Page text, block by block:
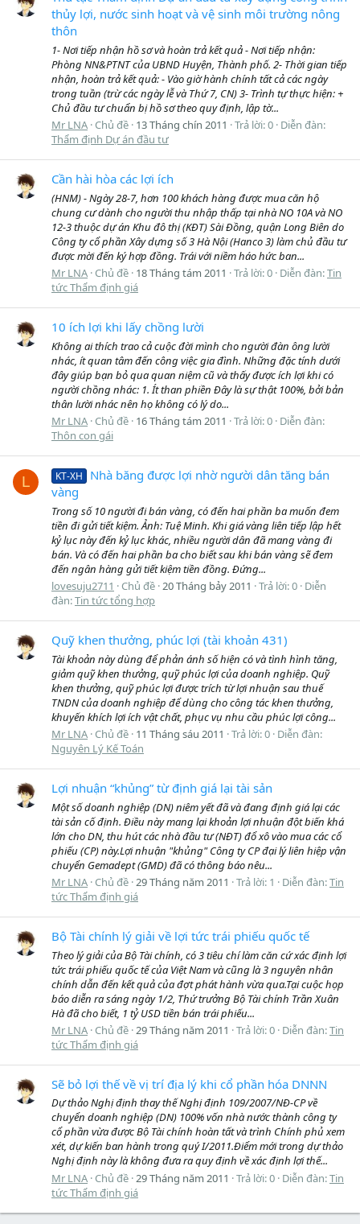
thủy lợi, nước sinh hoạt và vệ sinh môi trường nông
thôn
1- Nơi tiếp nhận hồ sơ và hoàn trả kết quả - Nơi tiếp nhận:
Phòng NN&PTNT của UBND Huyện, Thành phố. 2- Thời gian tiếp
nhận, hoàn trả kết quả: - Vào giờ hành chính tất cả các ngày
trong tuần (trừ các ngày lễ và Thứ 7, CN) 3- Trình tự thực hiện: +
Chủ đầu tư chuẩn bị hồ sơ theo quy định, lập tờ...
Mr LNA Chủ đề 13 Tháng chín 2011 Trả lời: 0 Diễn đàn:
Thẩm định Dự án đầu tư
Cần hài hòa các lợi ích
(HNM) - Ngày 28-7, hơn 100 khách hàng được mua căn hộ
chung cư dành cho người thu nhập thấp tại nhà NO 10A và NO
12-3 thuộc dự án Khu đô thị (KĐT) Sài Đồng, quận Long Biên do
Công ty cổ phần Xây dựng số 3 Hà Nội (Hanco 3) làm chủ đầu tư
được mời đến ký hợp đồng. Trái với niềm háo hức ban...
Mr LNA Chủ đề 18 Tháng tám 2011 Trả lời: 0 Diễn đàn:Tin
tức Thẩm định giá
10 ích lợi khi lấy chồng lười
Không ai thích trao cả cuộc đời mình cho người đàn ông lười
nhác, ít quan tâm đến công việc gia đình. Những đặc tính dưới
đây giúp bạn bỏ qua quan niệm cũ và thấy được ích lợi khi có
người chồng nhác: 1. Ít than phiền Đây là sự thật 100%, bởi bản
thân lười nhác nên họ không có lý do...
Mr LNA Chủ đề 16 Tháng tám 2011 Trả lời: 0 Diễn đàn:
Thôn con gái
L KT-XH
Nhà băng được lợi nhờ người dân tăng bán
vàng
Trong số 10 người đi bán vàng, có đến hai phần ba muốn đem
tiền đi gửi tiết kiệm. Ảnh: Tuệ Minh. Khi giá vàng liên tiếp lập hết
kỷ lục này đến kỷ lục khác, nhiều người dân đã mang vàng đi
bán. Và có đến hai phần ba cho biết sau khi bán vàng sẽ đem
đến ngân hàng gửi tiết kiệm tiền đồng. Đứng...
lovesuju2711
Chủ đề 20 Tháng bảy 2011 Trả lời: 0 Diễn
đàn:Tin tức tổng hợp
Quỹ khen thưởng, phúc lợi (tài khoản 431)
Tài khoản này dùng để phản ánh số hiện có và tình hình tăng,
giảm quỹ khen thưởng, quỹ phúc lợi của doanh nghiệp. Quỹ
khen thưởng, quỹ phúc lợi được trích từ lợi nhuận sau thuế
TNDN của doanh nghiệp để dùng cho công tác khen thưởng,
khuyến khích lợi ích vật chất, phục vụ nhu cầu phúc lợi công...
Mr LNA Chủ đề 11 Tháng sáu 2011 Trả lời: 0 Diễn đàn:
Nguyên Lý Kế Toán
Lợi nhuận “khủng” từ định giá lại tài sản
Một số doanh nghiệp (DN) niêm yết đã và đang định giá lại các
tài sản cố định. Điều này mang lại khoản lợi nhuận đột biến khá
lớn cho DN, thu hút các nhà đầu tư (NĐT) đổ xô vào mua các cổ
phiếu (CP) này.Lợi nhuận "khủng" Công ty CP đại lý liên hiệp vận
chuyển Gemadept (GMD) đã có thông báo nêu...
Mr LNA Chủ đề 29 Tháng năm 2011 Trả lời: 1 Diễn đàn:Tin
tức Thẩm định giá
Bộ Tài chính lý giải về lợi tức trái phiếu quốc tế
Theo lý giải của Bộ Tài chính, có 3 tiêu chí làm căn cứ xác định lợi
tức trái phiếu quốc tế của Việt Nam và cũng là 3 nguyên nhân
chính dẫn đến kết quả của đợt phát hành vừa qua.Tại cuộc họp
báo diễn ra sáng ngày 1/2, Thứ trưởng Bộ Tài chính Trần Xuân
Hà đã cho biết, 1 tỷ USD tiền bán trái phiếu...
Mr LNA Chủ đề 29 Tháng năm 2011 Trả lời: 0 Diễn đàn:Tin
tức Thẩm định giá
Sẽ bỏ lợi thế về vị trí địa lý khi cổ phần hóa DNNN
Dự thảo Nghị định thay thế Nghị định 109/2007/NĐ-CP về
chuyển doanh nghiệp (DN) 100% vốn nhà nước thành công ty
cổ phần vừa được Bộ Tài chính hoàn tất và trình Chính phủ xem
xét, dự kiến ban hành trong quý I/2011.Điểm mới trong dự thảo
Nghị định này là không đưa ra quy định về xác định lợi thế...
Mr LNA Chủ đề 29 Tháng năm 2011 Trả lời: 0 Diễn đàn:Tin
tức Thẩm định giá